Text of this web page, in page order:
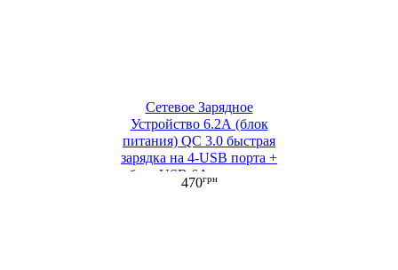
Сетевое Зарядное
Устройство 6.2А (блок
питания) QC 3.0 быстрая
зарядка на 4-USB порта +
кабель USB 6A для зарядки
белый (ML022-1)
470грн